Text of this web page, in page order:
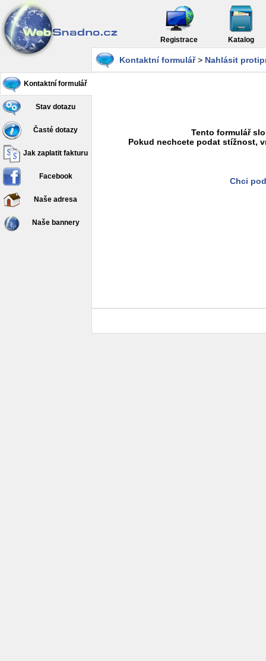
Registrace Katalog
Kontaktní formulář
Stav dotazu
Časté dotazy
Jak zaplatit fakturu
Facebook
Naše adresa
Naše bannery
Kontaktní formulář> Nahlásit
Tento formulář
Pokud nechcete podat stížnost,
Chci